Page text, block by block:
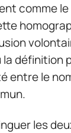
comme le
la définition
entre le
les